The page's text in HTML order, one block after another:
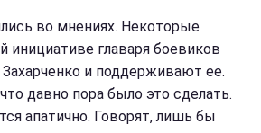
во мнениях. Некоторые
инициативе главаря боевиков
и поддерживают ее.
давно пора было это сделать.
апатично. Говорят, лишь бы